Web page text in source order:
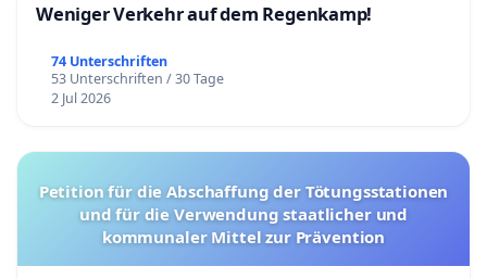
Weniger Verkehr auf dem Regenkamp!
74 Unterschriften
53 Unterschriften / 30 Tage
2 Jul 2026
Petition für die Abschaffung der Tötungsstationen
und für die Verwendung staatlicher und
kommunaler Mittel zur Prävention